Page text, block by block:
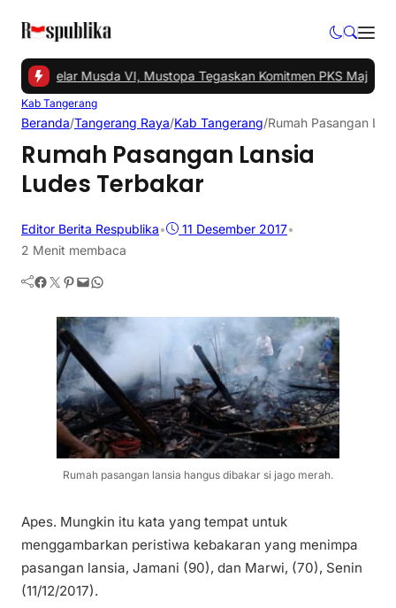
Gelar Musda VI, Mustopa Tegaskan Komitmen PKS Majukan
Kab Tangerang
Beranda/Tangerang Raya/Kab Tangerang/Rumah Pasangan
Rumah Pasangan Lansia
Ludes Terbakar
Editor Berita Respublika• 11 Desember 2017•
2 Menit membaca
Facebook Twitter Pinterest Mail WhatsApp
Rumah pasangan lansia hangus dibakar si jago merah.
Apes. Mungkin itu kata yang tempat untuk
menggambarkan peristiwa kebakaran yang menimpa
pasangan lansia, Jamani (90), dan Marwi, (70), Senin
(11/12/2017).